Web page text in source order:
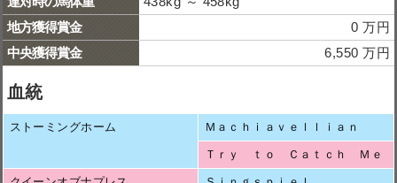
地方獲得賞金
0 万円
中央獲得賞金
6,550 万円
血統
ストーミングホーム Ｍａｃｈｉａｖｅｌｌｉａｎ
Ｔｒｙ ｔｏ Ｃａｔｃｈ Ｍｅ